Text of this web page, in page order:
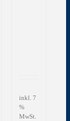
inkl. 7
%
MwSt.